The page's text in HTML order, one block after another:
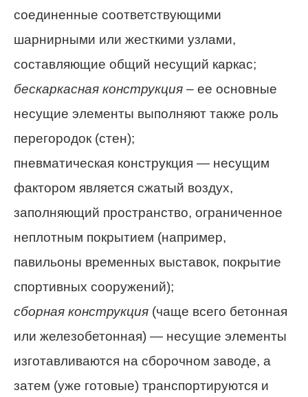
соединенные соответствующими
шарнирными или жесткими узлами,
составляющие общий несущий каркас;
бескаркасная конструкция – ее основные
несущие элементы выполняют также роль
перегородок (стен);
пневматическая конструкция — несущим
фактором является сжатый воздух,
заполняющий пространство, ограниченное
неплотным покрытием (например,
павильоны временных выставок, покрытие
спортивных сооружений);
сборная конструкция (чаще всего бетонная
или железобетонная) — несущие элементы
изготавливаются на сборочном заводе, а
затем (уже готовые) транспортируются и